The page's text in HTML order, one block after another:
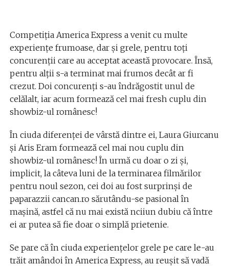
Competiția America Express a venit cu multe
experiențe frumoase, dar și grele, pentru toți
concurenții care au acceptat această provocare. Însă,
pentru alții s-a terminat mai frumos decât ar fi
crezut. Doi concurenți s-au îndrăgostit unul de
celălalt, iar acum formează cel mai fresh cuplu din
showbiz-ul românesc!
În ciuda diferenței de vârstă dintre ei, Laura Giurcanu
și Aris Eram formează cel mai nou cuplu din
showbiz-ul românesc! În urmă cu doar o zi și,
implicit, la câteva luni de la terminarea filmărilor
pentru noul sezon, cei doi au fost surprinși de
paparazzii cancan.ro sărutându-se pasional în
mașină, astfel că nu mai există nciiun dubiu că între
ei ar putea să fie doar o simplă prietenie.
Se pare că în ciuda experiențelor grele pe care le-au
trăit amândoi în America Express, au reușit să vadă